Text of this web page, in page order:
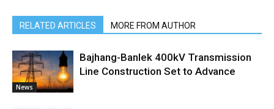
RELATED ARTICLES MORE FROM AUTHOR
News
Bajhang-Banlek 400kV Transmission
Line Construction Set to Advance